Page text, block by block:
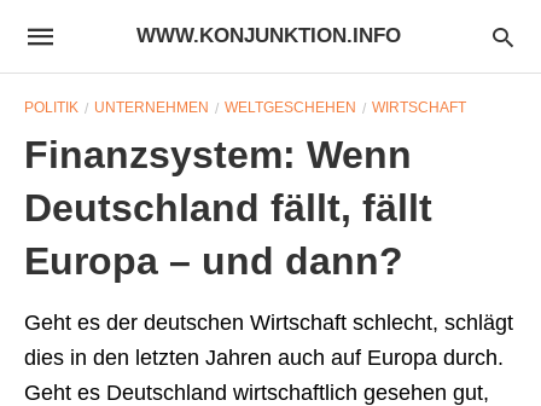
WWW.KONJUNKTION.INFO
POLITIK UNTERNEHMEN WELTGESCHEHEN WIRTSCHAFT
Finanzsystem: Wenn
Deutschland fällt, fällt
Europa – und dann?
Geht es der deutschen Wirtschaft schlecht, schlägt
dies in den letzten Jahren auch auf Europa durch.
Geht es Deutschland wirtschaftlich gesehen gut,